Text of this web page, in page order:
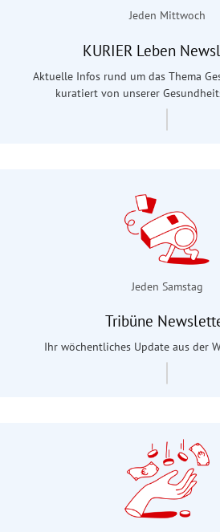
Jeden Mittwoch
KURIER Leben
Aktuelle Infos rund um das Thema
kuratiert von unserer
Jeden Samstag
Tribüne
Ihr wöchentliches Update aus der